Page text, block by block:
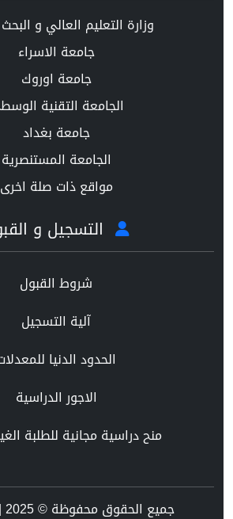
وزارة التعليم العالي و
جامعة الاسراء
جامعة اوروك
الجامعة التقنية
جامعة بغداد
الجامعة المستنصرية
مواقع ذات صلة اخرى
التسجيل و
شروط القبول
آلية التسجيل
الحدود الدنيا
الاجور الدراسية
منح دراسية مجانية للطلبة
جميع الحقوق محفوظة © 2025 | جامة آشور